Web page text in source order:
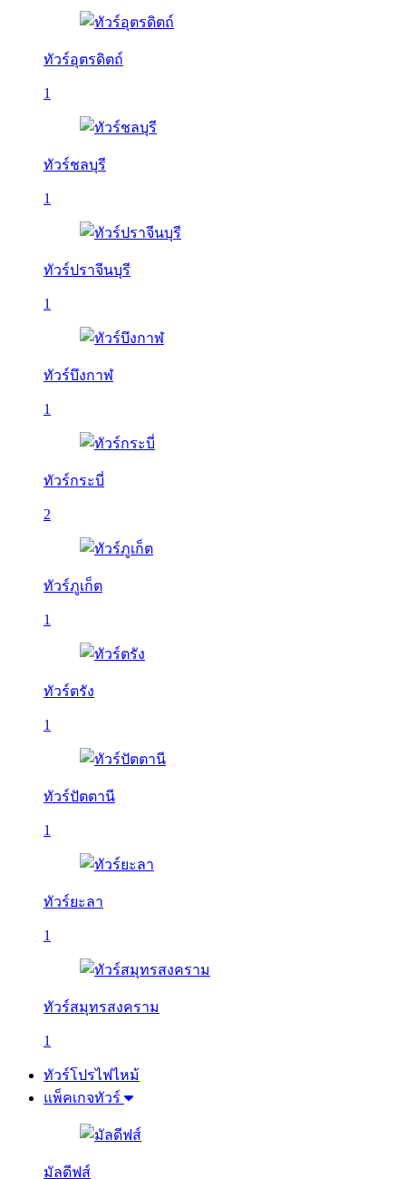
ทัวร์อุตรดิตถ์
1
ทัวร์ชลบุรี
1
ทัวร์ปราจีนบุรี
1
ทัวร์บึงกาฬ
1
ทัวร์กระบี่
2
ทัวร์ภูเก็ต
1
ทัวร์ตรัง
1
ทัวร์ปัตตานี
1
ทัวร์ยะลา
1
ทัวร์สมุทรสงคราม
1
ทัวร์โปรไฟไหม้
แพ็คเกจทัวร์
มัลดีฟส์